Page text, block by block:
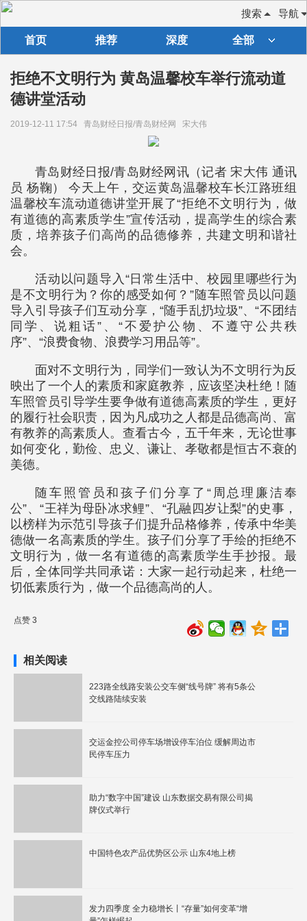
导航
搜索
首页 推荐 深度 全部
拒绝不文明行为 黄岛温馨校车举行流动道
德讲堂活动
2019-12-11 17:54 青岛财经日报/青岛财经网 宋大伟
青岛财经日报/青岛财经网讯（记者 宋大伟 通讯
员 杨鞠） 今天上午，交运黄岛温馨校车长江路班组
温馨校车流动道德讲堂开展了“拒绝不文明行为，做
有道德的高素质学生”宣传活动，提高学生的综合素
质，培养孩子们高尚的品德修养，共建文明和谐社
会。
活动以问题导入“日常生活中、校园里哪些行为
是不文明行为？你的感受如何？”随车照管员以问题
导入引导孩子们互动分享，“随手乱扔垃圾”、“不团结
同学、说粗话”、“不爱护公物、不遵守公共秩
序”、“浪费食物、浪费学习用品等”。
面对不文明行为，同学们一致认为不文明行为反
映出了一个人的素质和家庭教养，应该坚决杜绝！随
车照管员引导学生要争做有道德高素质的学生，更好
的履行社会职责，因为凡成功之人都是品德高尚、富
有教养的高素质人。查看古今，五千年来，无论世事
如何变化，勤俭、忠义、谦让、孝敬都是恒古不衰的
美德。
随车照管员和孩子们分享了“周总理廉洁奉
公”、“王祥为母卧冰求鲤”、“孔融四岁让梨”的史事，
以榜样为示范引导孩子们提升品格修养，传承中华美
德做一名高素质的学生。孩子们分享了手绘的拒绝不
文明行为，做一名有道德的高素质学生手抄报。最
后，全体同学共同承诺：大家一起行动起来，杜绝一
切低素质行为，做一个品德高尚的人。
点赞 3
相关阅读
223路全线路安装公交车侧“线号牌” 将有5条公
交线路陆续安装
交运金控公司停车场增设停车泊位 缓解周边市
民停车压力
助力“数字中国”建设 山东数据交易有限公司揭
牌仪式举行
中国特色农产品优势区公示 山东4地上榜
发力四季度 全力稳增长丨“存量”如何变革“增